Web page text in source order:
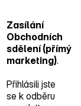
Zasílání
Obchodních
sdělení (přímý
marketing).
Přihlásili jste
se k odběru